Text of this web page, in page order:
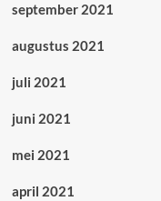
september 2021
augustus 2021
juli 2021
juni 2021
mei 2021
april 2021